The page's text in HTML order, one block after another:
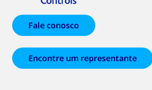
Fale conosco
Encontre um representante